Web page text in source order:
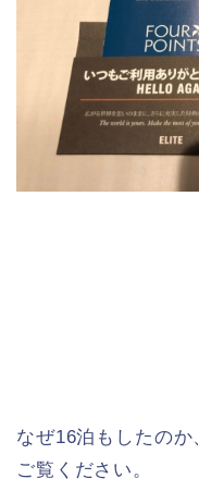
なぜ16泊もしたの
ご覧ください。